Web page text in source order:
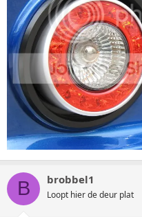
B brobbel1
Loopt hier de deur plat